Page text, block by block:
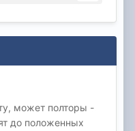
может полторы -
до положенных